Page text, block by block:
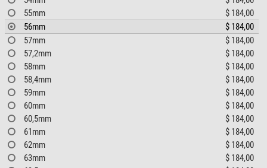
55mm
$ 184,00
56mm
$ 184,00
57mm
$ 184,00
57,2mm
$ 184,00
58mm
$ 184,00
58,4mm
$ 184,00
59mm
$ 184,00
60mm
$ 184,00
60,5mm
$ 184,00
61mm
$ 184,00
62mm
$ 184,00
63mm
$ 184,00